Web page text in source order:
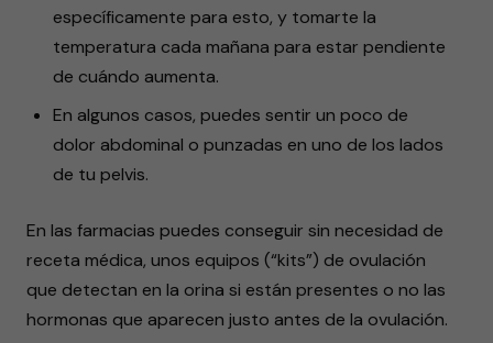
específicamente para esto, y tomarte la
temperatura cada mañana para estar pendiente
de cuándo aumenta.
En algunos casos, puedes sentir un poco de
dolor abdominal o punzadas en uno de los lados
de tu pelvis.
En las farmacias puedes conseguir sin necesidad de
receta médica, unos equipos (“kits”) de ovulación
que detectan en la orina si están presentes o no las
hormonas que aparecen justo antes de la ovulación.